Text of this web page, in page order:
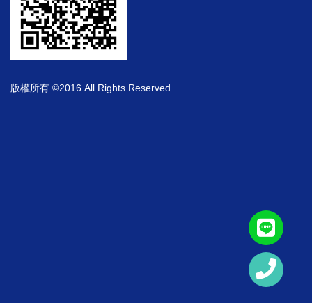
版權所有 ©2016 All Rights Reserved.